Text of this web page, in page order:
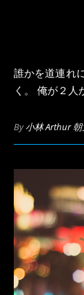
誰かを道連れにしないと、離れられない俺がいることに気づ
く。 俺が２
By小林 Arthur